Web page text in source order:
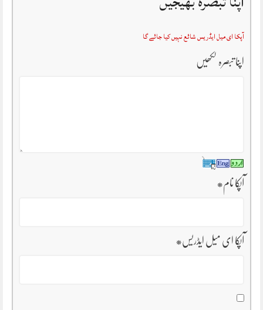
آپکا ای میل ایڈریس شائع نہیں کیا جائے گا
اپنا تبصرہ لکھیں
آپکا نام*
آپکا ای میل ایڈریس*